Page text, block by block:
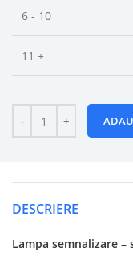
6 - 10
11 +
DESCRIERE
Lampa semnalizare –